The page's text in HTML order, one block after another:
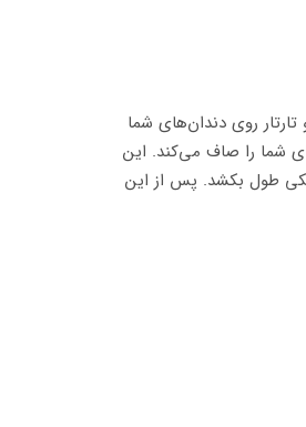
روی دندان‌های شما
شما را صاف می‌کند. این
طول بکشد. پس از این